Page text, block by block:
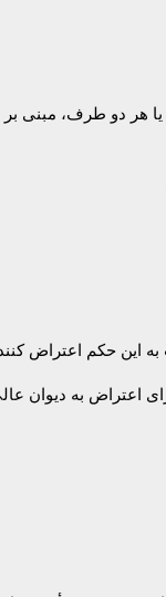
یا هر دو طرف، مبنی
این حکم اعتراض
اعتراض به